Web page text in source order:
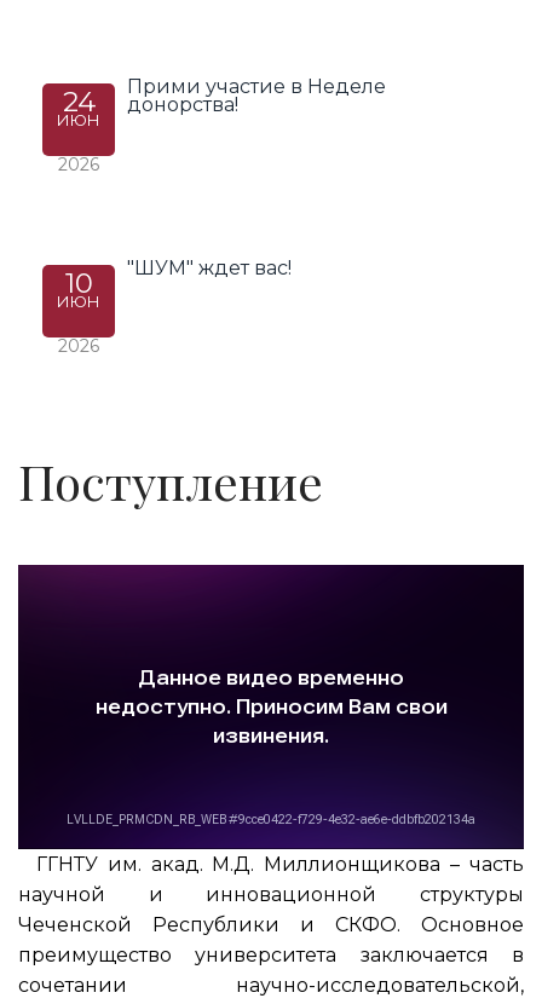
24
ИЮН
2026
Прими участие в Неделе
донорства!
10
ИЮН
2026
"ШУМ" ждет вас!
Поступление
ГГНТУ им. акад. М.Д. Миллионщикова – часть
научной и инновационной структуры
Чеченской Республики и СКФО. Основное
преимущество университета заключается в
сочетании научно-исследовательской,